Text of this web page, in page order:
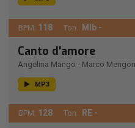
BPM: 118 Ton.: MIb -
Canto d'amore
Angelina Mango - Marco
MP3
BPM: 128 Ton.: RE -